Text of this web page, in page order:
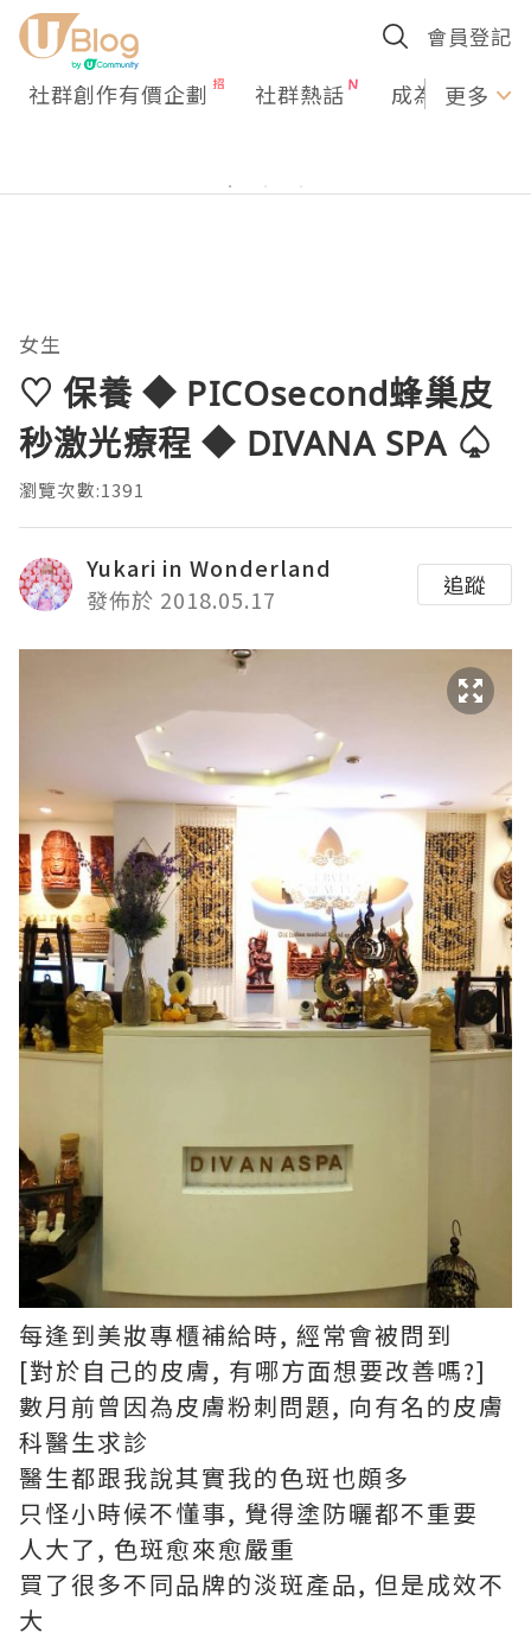
會員登記
社群創作有價企劃 社群熱話 成為U更多
女生
♡ 保養 ◆ PICOsecond蜂巢皮
秒激光療程 ◆ DIVANA SPA ♤
瀏覽次數:1391
Yukari in Wonderland
發佈於 2018.05.17
追蹤
每逢到美妝專櫃補給時, 經常會被問到
[對於自己的皮膚, 有哪方面想要改善嗎?]
數月前曾因為皮膚粉刺問題, 向有名的皮膚
科醫生求診
醫生都跟我說其實我的色斑也頗多
只怪小時候不懂事, 覺得塗防曬都不重要
人大了, 色斑愈來愈嚴重
買了很多不同品牌的淡斑產品, 但是成效不
大